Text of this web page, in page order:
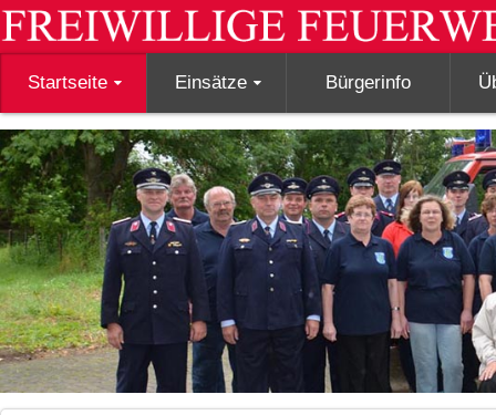
Startseite Einsätze Bürgerinfo